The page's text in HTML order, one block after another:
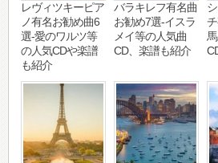
レヴィツキーピア
ノ有名お勧め曲6
選-愛のワルツ等
の人気CDや楽譜
も紹介
バラキレフ有名曲
お勧め7選-イスラ
メイ等の人気曲
CD、楽譜も紹介